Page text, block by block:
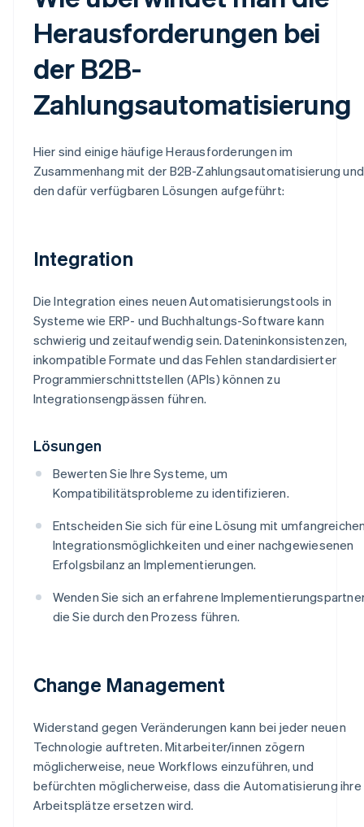
Herausforderungen bei
der B2B-
Zahlungsautomatisierung
Hier sind einige häufige Herausforderungen im
Zusammenhang mit der B2B-Zahlungsautomatisierung und
den dafür verfügbaren Lösungen aufgeführt:
Integration
Die Integration eines neuen Automatisierungstools in
Systeme wie ERP- und Buchhaltungs-Software kann
schwierig und zeitaufwendig sein. Dateninkonsistenzen,
inkompatible Formate und das Fehlen standardisierter
Programmierschnittstellen (APIs) können zu
Integrationsengpässen führen.
Lösungen
Bewerten Sie Ihre Systeme, um
Kompatibilitätsprobleme zu identifizieren.
Entscheiden Sie sich für eine Lösung mit
Integrationsmöglichkeiten und einer nachgewiesenen
Erfolgsbilanz an Implementierungen.
Wenden Sie sich an erfahrene
die Sie durch den Prozess führen.
Change Management
Widerstand gegen Veränderungen kann bei jeder neuen
Technologie auftreten. Mitarbeiter/innen zögern
möglicherweise, neue Workflows einzuführen, und
befürchten möglicherweise, dass die Automatisierung ihre
Arbeitsplätze ersetzen wird.